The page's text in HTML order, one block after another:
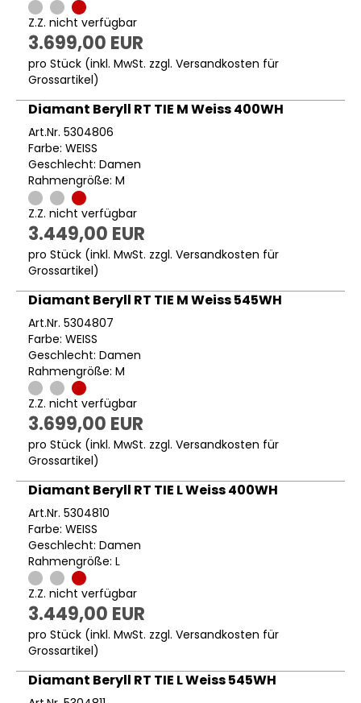
Z.Z. nicht verfügbar
3.699,00 EUR
pro Stück (inkl. MwSt. zzgl. Versandkosten für
Grossartikel)
Diamant Beryll RT TIE M Weiss 400WH
Art.Nr. 5304806
Farbe: WEISS
Geschlecht: Damen
Rahmengröße: M
Z.Z. nicht verfügbar
3.449,00 EUR
pro Stück (inkl. MwSt. zzgl. Versandkosten für
Grossartikel)
Diamant Beryll RT TIE M Weiss 545WH
Art.Nr. 5304807
Farbe: WEISS
Geschlecht: Damen
Rahmengröße: M
Z.Z. nicht verfügbar
3.699,00 EUR
pro Stück (inkl. MwSt. zzgl. Versandkosten für
Grossartikel)
Diamant Beryll RT TIE L Weiss 400WH
Art.Nr. 5304810
Farbe: WEISS
Geschlecht: Damen
Rahmengröße: L
Z.Z. nicht verfügbar
3.449,00 EUR
pro Stück (inkl. MwSt. zzgl. Versandkosten für
Grossartikel)
Diamant Beryll RT TIE L Weiss 545WH